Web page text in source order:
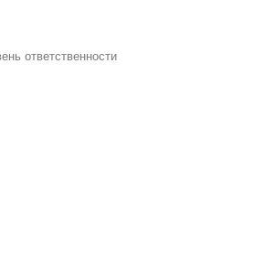
ответственности